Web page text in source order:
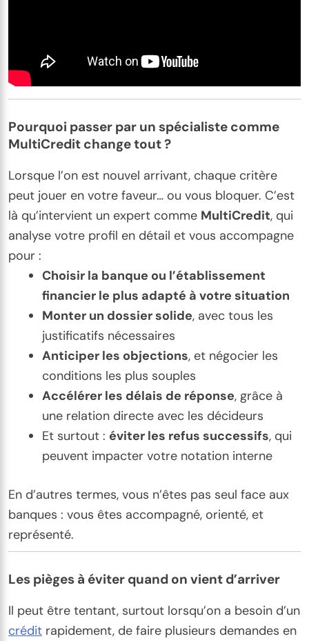
Pourquoi passer par un spécialiste comme
MultiCredit change tout ?
Lorsque l’on est nouvel arrivant, chaque critère
peut jouer en votre faveur… ou vous bloquer. C’est
là qu’intervient un expert comme MultiCredit, qui
analyse votre profil en détail et vous accompagne
pour :
Choisir la banque ou l’établissement
financier le plus adapté à votre situation
Monter un dossier solide, avec tous les
justificatifs nécessaires
Anticiper les objections, et négocier les
conditions les plus souples
Accélérer les délais de réponse, grâce à
une relation directe avec les décideurs
Et surtout : éviter les refus successifs, qui
peuvent impacter votre notation interne
En d’autres termes, vous n’êtes pas seul face aux
banques : vous êtes accompagné, orienté, et
représenté.
Les pièges à éviter quand on vient d’arriver
Il peut être tentant, surtout lorsqu’on a besoin d’un
crédit rapidement, de faire plusieurs demandes en